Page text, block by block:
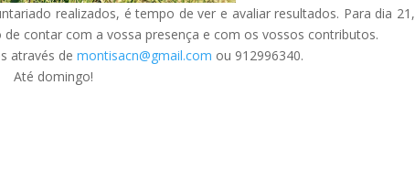
realizados, é tempo de ver e avaliar resultados. Para dia 21,
contar com a vossa presença e com os vossos contributos.
através demontisacn@gmail.com ou 912996340.
Até domingo!